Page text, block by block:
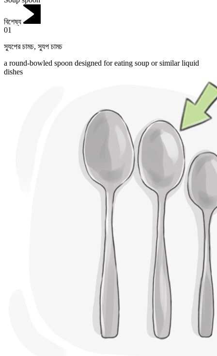
বিশেষ্য
01
স্যুপের চামচ, স্যুপ চামচ
a round-bowled spoon designed for eating soup or similar liquid
dishes